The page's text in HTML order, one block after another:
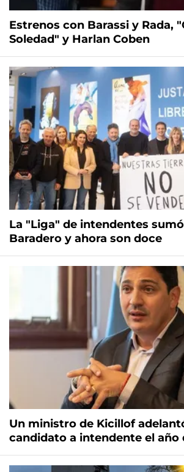
Estrenos con Barassi y Rada,
Soledad" y Harlan Coben
La "Liga" de intendentes
Baradero y ahora son doce
Un ministro de Kicillof
candidato a intendente el año